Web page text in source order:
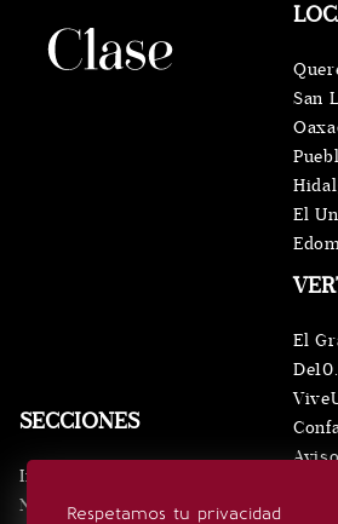
Respetamos tu privacidad
SECCIONES
Inicio
Noticias
El
San
El